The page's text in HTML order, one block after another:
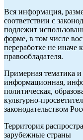
Вся информация,
соответствии с
подлежит
форме, в том числе
переработке не иначе
правообладателя.
Примерная тематика
информационная,
политическая,
культурно-
законодательством
Территория
зарубежные страны